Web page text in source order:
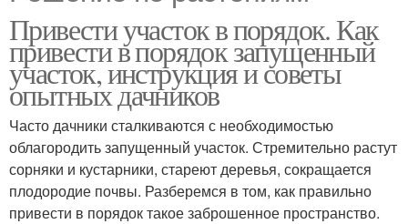
Привести участок в порядок. Как
привести в порядок запущенный
участок, инструкция и советы
опытных дачников
Часто дачники сталкиваются с необходимостью
облагородить запущенный участок. Стремительно растут
сорняки и кустарники, стареют деревья, сокращается
плодородие почвы. Разберемся в том, как правильно
привести в порядок такое заброшенное пространство.